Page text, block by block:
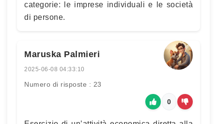
categorie: le imprese individuali e le società
di persone.
Maruska Palmieri
2025-06-08 04:33:10
Numero di risposte : 23
0